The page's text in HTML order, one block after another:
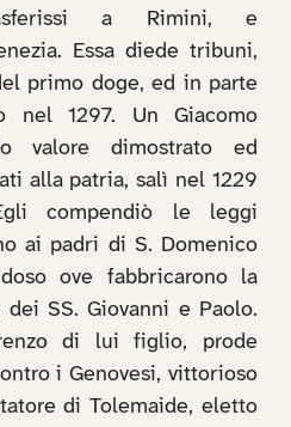
a Rimini, e
Essa diede tribuni,
primo doge, ed in parte
nel 1297. Un Giacomo
valore dimostrato ed
alla patria, salì nel 1229
compendiò le leggi
ai padri di S. Domenico
ove fabbricarono la
SS. Giovanni e Paolo.
di lui figlio, prode
i Genovesi, vittorioso
di Tolemaide, eletto